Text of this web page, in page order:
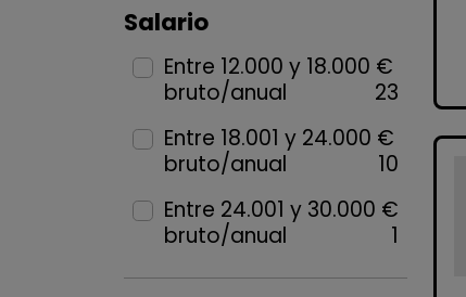
Salario
Entre 12.000 y 18.000 €
bruto/anual
23
Entre 18.001 y 24.000 €
bruto/anual
10
Entre 24.001 y 30.000 €
bruto/anual
1